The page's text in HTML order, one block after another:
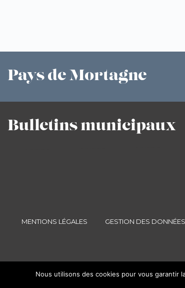
Pays de Mortagne
Bulletinsmunicipaux
MENTIONS LÉGALES GESTION DES
Nous utilisons des cookies pour vous garantir